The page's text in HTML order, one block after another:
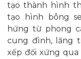
tạo thành hình
tạo hình bông
hứng từ phong
cung đình, lăng
xếp đối xứng